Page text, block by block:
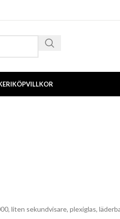
KÖPVILLKOR
liten sekundvisare, plexiglas,